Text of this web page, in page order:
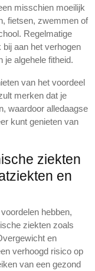
misschien moeilijk
fietsen, zwemmen of
Regelmatige
aan het verhogen
je algehele fitheid.
van het voordeel
merken dat je
waardoor alledaagse
kunt genieten van
ziekten
en
hebben,
ziekten zoals
en
verhoogd risico op
van een gezond